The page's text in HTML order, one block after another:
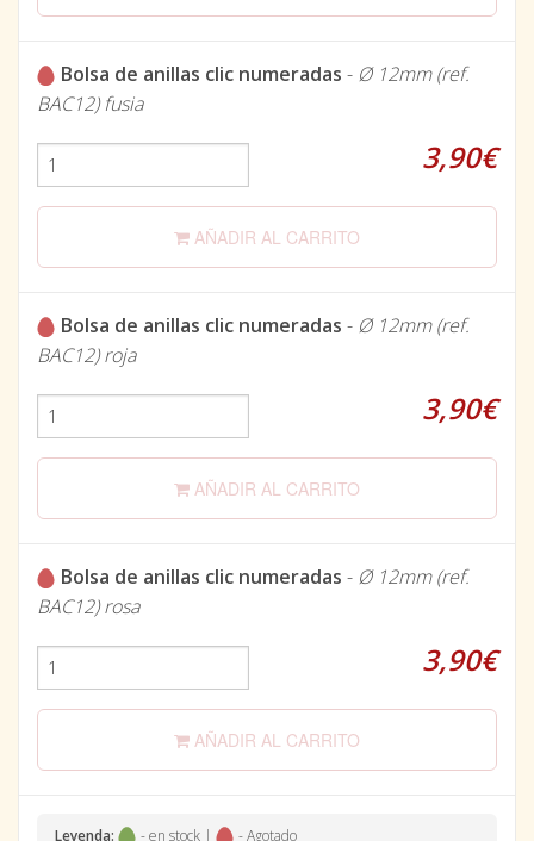
Bolsa de anillas clic numeradas - Ø 12mm (ref.
BAC12) fusia
3,90€
AÑADIR AL CARRITO
Bolsa de anillas clic numeradas - Ø 12mm (ref.
BAC12) roja
3,90€
AÑADIR AL CARRITO
Bolsa de anillas clic numeradas - Ø 12mm (ref.
BAC12) rosa
3,90€
AÑADIR AL CARRITO
Leyenda: - en stock | - Agotado